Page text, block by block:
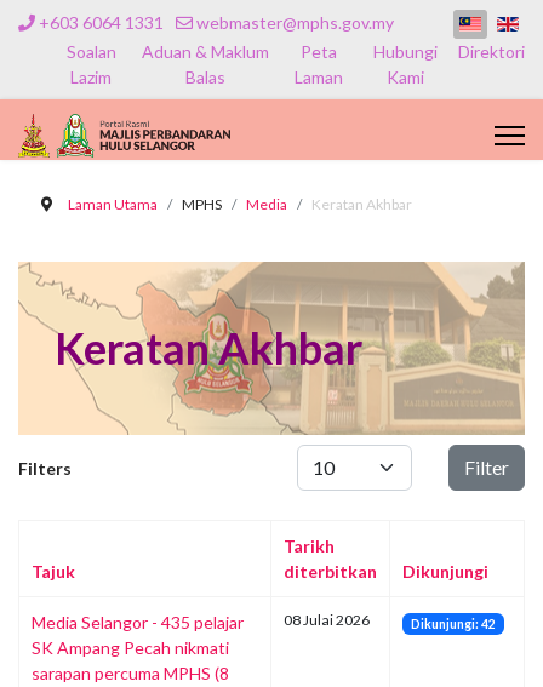
+603 6064 1331
webmaster@mphs.gov.my
Soalan
Lazim
Aduan & Maklum
Balas
Peta
Laman
Hubungi
Kami
Direktori
Laman Utama MPHS Media Keratan Akhbar
Keratan Akhbar
Filters
Papar # Filter
Tajuk
Tarikh
diterbitkan
Dikunjungi
Media Selangor - 435 pelajar
SK Ampang Pecah nikmati
sarapan percuma MPHS (8
08 Julai 2026 Dikunjungi: 42